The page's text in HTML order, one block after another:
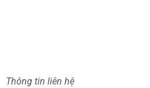
Thông tin liên hệ